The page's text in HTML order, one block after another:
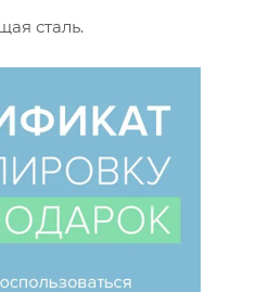
сталь.